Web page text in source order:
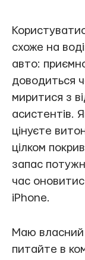
схоже на
авто:
доводиться
миритися з
асистентів.
цінуєте
цілком
запас
час
iPhone.
Маю власний
питайте в